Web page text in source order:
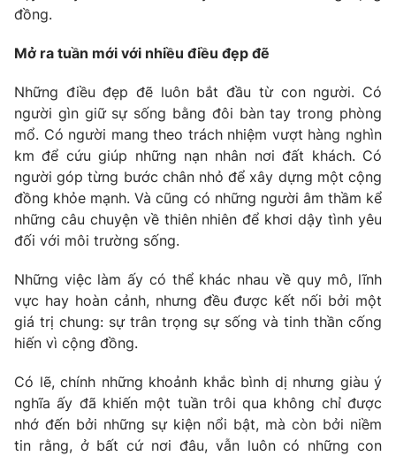
đồng.
Mở ra tuần mới với nhiều điều đẹp đẽ
Những điều đẹp đẽ luôn bắt đầu từ con người. Có
người gìn giữ sự sống bằng đôi bàn tay trong phòng
mổ. Có người mang theo trách nhiệm vượt hàng nghìn
km để cứu giúp những nạn nhân nơi đất khách. Có
người góp từng bước chân nhỏ để xây dựng một cộng
đồng khỏe mạnh. Và cũng có những người âm thầm kể
những câu chuyện về thiên nhiên để khơi dậy tình yêu
đối với môi trường sống.
Những việc làm ấy có thể khác nhau về quy mô, lĩnh
vực hay hoàn cảnh, nhưng đều được kết nối bởi một
giá trị chung: sự trân trọng sự sống và tinh thần cống
hiến vì cộng đồng.
Có lẽ, chính những khoảnh khắc bình dị nhưng giàu ý
nghĩa ấy đã khiến một tuần trôi qua không chỉ được
nhớ đến bởi những sự kiện nổi bật, mà còn bởi niềm
tin rằng, ở bất cứ nơi đâu, vẫn luôn có những con